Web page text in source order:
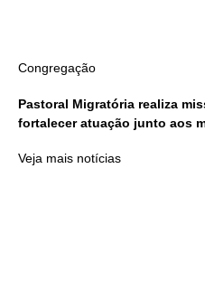
Congregação
Pastoral Migratória realiza
fortalecer atuação junto aos
Veja mais notícias